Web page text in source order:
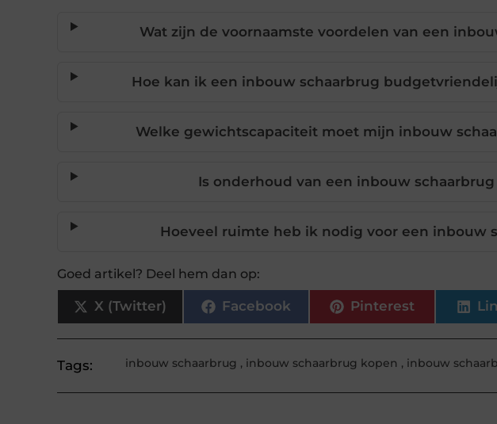
Wat zijn de voornaamste voordelen van een
Hoe kan ik een inbouw schaarbrug
Welke gewichtscapaciteit moet mijn inbouw
Is onderhoud van een inbouw
Hoeveel ruimte heb ik nodig voor een inbouw
Goed artikel? Deel hem dan op:
X (Twitter) Facebook Pinterest
Tags: inbouw schaarbrug , inbouw schaarbrug kopen , inbouw